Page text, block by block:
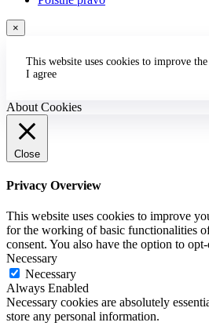
×
This website uses cookies to improve
I agree
About Cookies
Close
Privacy Overview
This website uses cookies to improve
for the working of basic functionalities
consent. You also have the option to
Necessary
Necessary
Always Enabled
Necessary cookies are absolutely
store any personal information.